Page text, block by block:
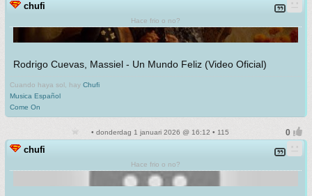
chufi
Hace frio o no?
Rodrigo Cuevas, Massiel - Un Mundo Feliz (Video Oficial)
Cuando haya sol, hay Chufi
Musica Español
Come On
• donderdag 1 januari 2026 @ 16:12 • 115
chufi
Hace frio o no?